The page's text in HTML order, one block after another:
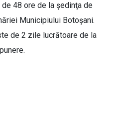
48 ore de la şedinţa de
Municipiului Botoşani.
de 2 zile lucrătoare de la
,
Andrei